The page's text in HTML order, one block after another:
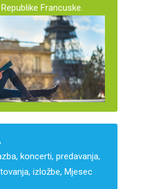
Francuske.
koncerti, predavanja,
izložbe, Mjesec